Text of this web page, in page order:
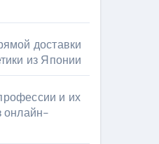
доставки
из Японии
и их
онлайн-